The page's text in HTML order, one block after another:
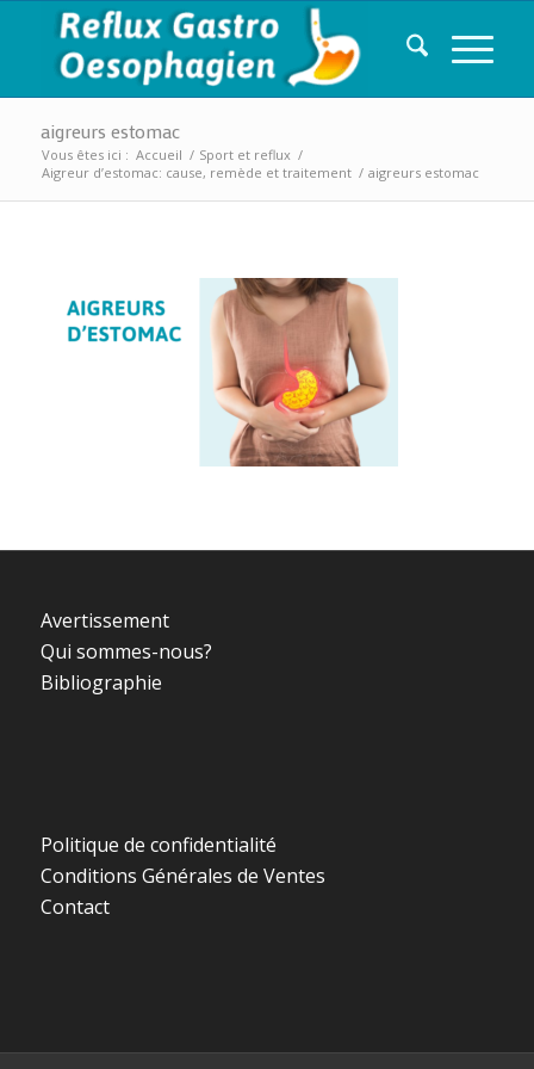
aigreurs estomac
Vous êtes ici : Accueil / Sport et reflux /
Aigreur d’estomac: cause, remède et traitement / aigreurs estomac
Avertissement
Qui sommes-nous?
Bibliographie
Politique de confidentialité
Conditions Générales de Ventes
Contact